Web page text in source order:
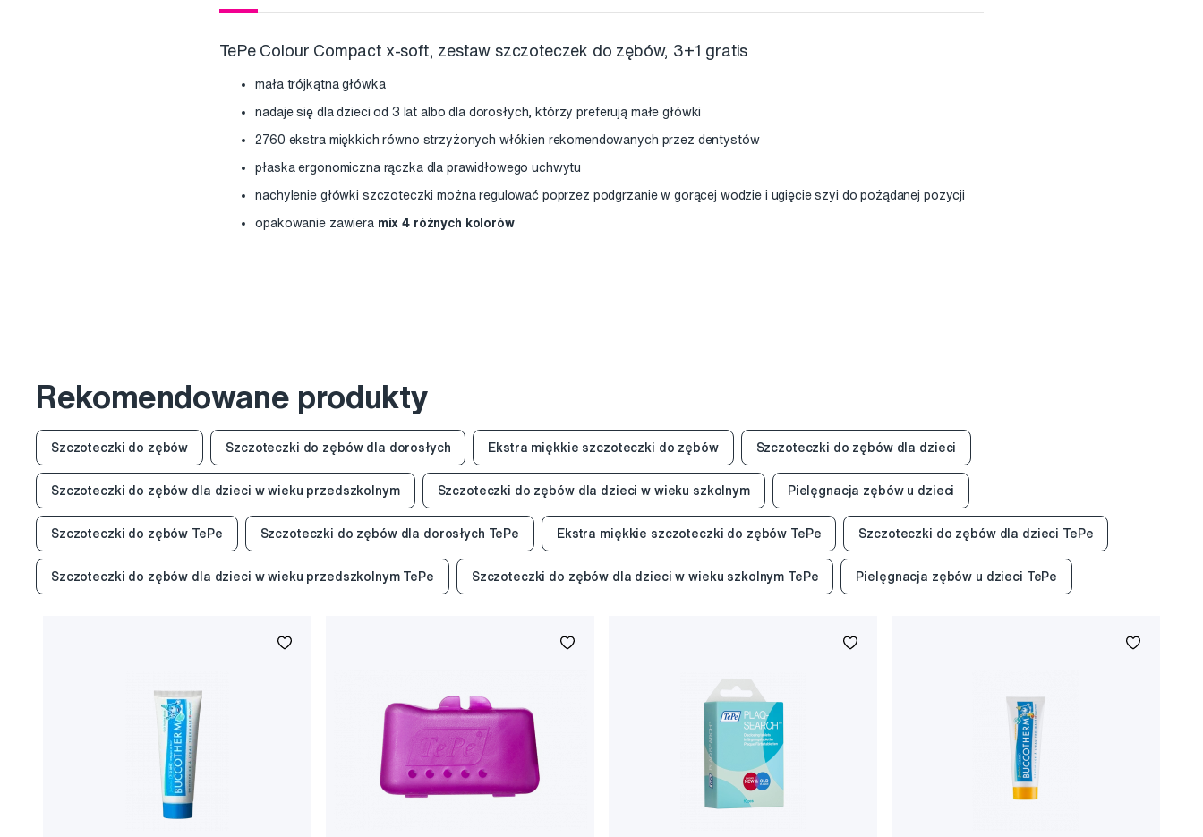
TePe Colour Compact x-soft, zestaw szczoteczek do zębów, 3+1 gratis
mała trójkątna główka
nadaje się dla dzieci od 3 lat albo dla dorosłych, którzy preferują małe główki
2760 ekstra miękkich równo strzyżonych włókien rekomendowanych przez dentystów
płaska ergonomiczna rączka dla prawidłowego uchwytu
nachylenie główki szczoteczki można regulować poprzez podgrzanie w gorącej wodzie i ugięcie szyi do pożądanej pozycji
opakowanie zawiera mix 4 różnych kolorów
Rekomendowane produkty
Szczoteczki do zębów Szczoteczki do zębów dla dorosłych Ekstra miękkie szczoteczki do zębów Szczoteczki do zębów dla dzieci
Szczoteczki do zębów dla dzieci w wieku przedszkolnym Szczoteczki do zębów dla dzieci w wieku szkolnym Pielęgnacja zębów u dzieci
Szczoteczki do zębów TePe Szczoteczki do zębów dla dorosłych TePe Ekstra miękkie szczoteczki do zębów TePe Szczoteczki do zębów dla dzieci TePe
Szczoteczki do zębów dla dzieci w wieku przedszkolnym TePe Szczoteczki do zębów dla dzieci w wieku szkolnym TePe Pielęgnacja zębów u dzieci TePe